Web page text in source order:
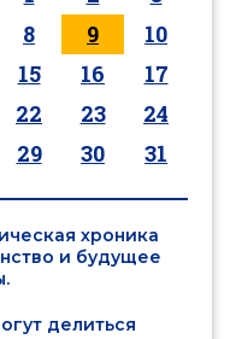
8 9
10
15 16
17
22 23
24
29 30 31
хроника
и будущее
делиться